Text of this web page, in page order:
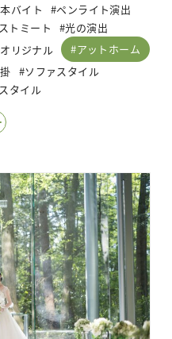
バイト
ペンライト演出
トミート
光の演出
オリジナル
アットホーム
ソファスタイル
タイル